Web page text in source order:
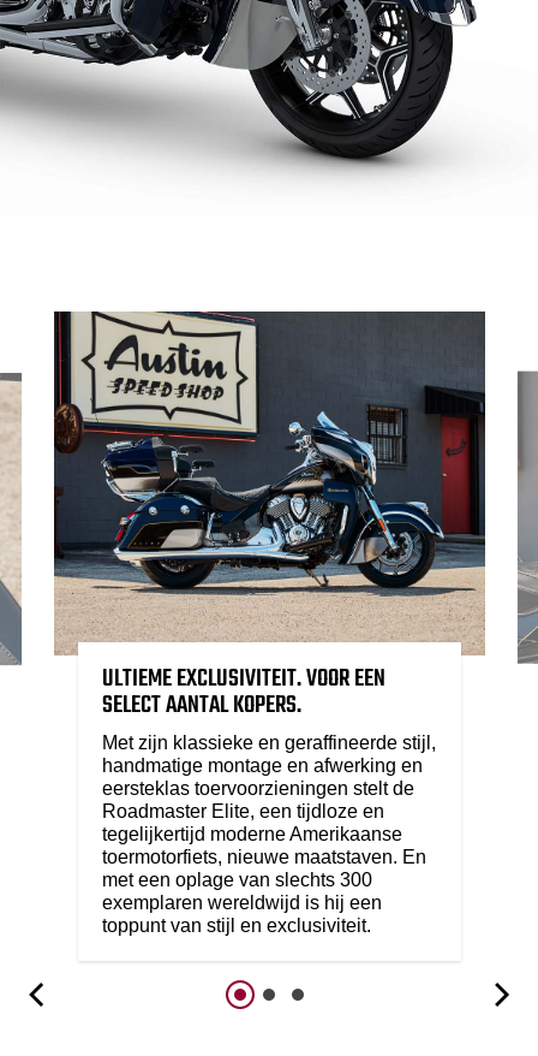
ULTIEME EXCLUSIVITEIT. VOOR EEN
SELECT AANTAL KOPERS.
Met zijn klassieke en geraffineerde stijl,
handmatige montage en afwerking en
eersteklas toervoorzieningen stelt de
Roadmaster Elite, een tijdloze en
tegelijkertijd moderne Amerikaanse
toermotorfiets, nieuwe maatstaven. En
met een oplage van slechts 300
exemplaren wereldwijd is hij een
toppunt van stijl en exclusiviteit.